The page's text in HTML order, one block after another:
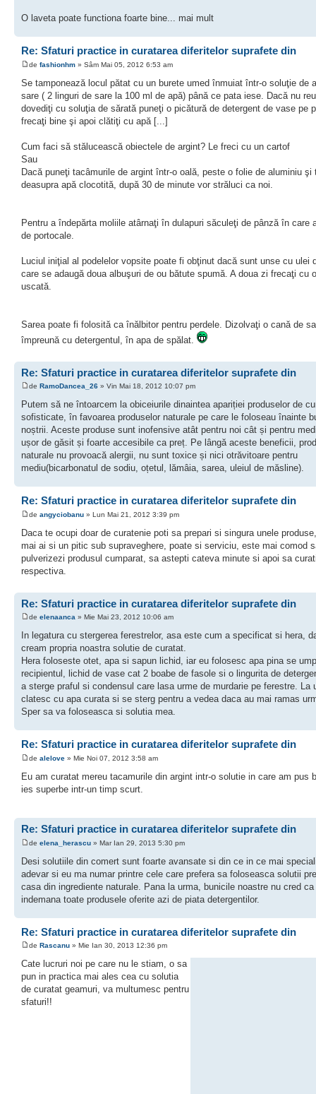
O laveta poate functiona foarte bine... mai mult
Re: Sfaturi practice in curatarea diferitelor suprafete din
de fashionhm » Sâm Mai 05, 2012 6:53 am
Se tamponează locul pătat cu un burete umed înmuiat într-o soluţie de
sare ( 2 linguri de sare la 100 ml de apă) până ce pata iese. Dacă nu
dovediţi cu soluţia de sărată puneţi o picătură de detergent de vase pe
frecaţi bine şi apoi clătiţi cu apă [...]
Cum faci să stălucească obiectele de argint? Le freci cu un cartof
Sau
Dacă puneţi tacâmurile de argint într-o oală, peste o folie de aluminiu şi
deasupra apă clocotită, după 30 de minute vor străluci ca noi.
Pentru a îndepărta moliile atârnaţi în dulapuri săculeţi de pânză în care
de portocale.
Luciul iniţial al podelelor vopsite poate fi obţinut dacă sunt unse cu ulei
care se adaugă doua albuşuri de ou bătute spumă. A doua zi frecaţi cu
uscată.
Sarea poate fi folosită ca înălbitor pentru perdele. Dizolvaţi o cană de
împreună cu detergentul, în apa de spălat.
Re: Sfaturi practice in curatarea diferitelor suprafete din
de RamoDancea_26 » Vin Mai 18, 2012 10:07 pm
Putem să ne întoarcem la obiceiurile dinaintea apariției produselor de
sofisticate, în favoarea produselor naturale pe care le foloseau înainte
noștrii. Aceste produse sunt inofensive atât pentru noi cât și pentru
ușor de găsit și foarte accesibile ca preț. Pe lângă aceste beneficii,
naturale nu provoacă alergii, nu sunt toxice și nici otrăvitoare pentru
mediu(bicarbonatul de sodiu, oțetul, lămâia, sarea, uleiul de măsline).
Re: Sfaturi practice in curatarea diferitelor suprafete din
de angyciobanu » Lun Mai 21, 2012 3:39 pm
Daca te ocupi doar de curatenie poti sa prepari si singura unele
mai ai si un pitic sub supraveghere, poate si serviciu, este mai comod
pulverizezi produsul cumparat, sa astepti cateva minute si apoi sa
respectiva.
Re: Sfaturi practice in curatarea diferitelor suprafete din
de elenaanca » Mie Mai 23, 2012 10:06 am
In legatura cu stergerea ferestrelor, asa este cum a specificat si hera,
cream propria noastra solutie de curatat.
Hera foloseste otet, apa si sapun lichid, iar eu folosesc apa pina se
recipientul, lichid de vase cat 2 boabe de fasole si o lingurita de
a sterge praful si condensul care lasa urme de murdarie pe ferestre. La
clatesc cu apa curata si se sterg pentru a vedea daca au mai ramas
Sper sa va foloseasca si solutia mea.
Re: Sfaturi practice in curatarea diferitelor suprafete din
de alelove » Mie Noi 07, 2012 3:58 am
Eu am curatat mereu tacamurile din argint intr-o solutie in care am pus
ies superbe intr-un timp scurt.
Re: Sfaturi practice in curatarea diferitelor suprafete din
de elena_herascu » Mar Ian 29, 2013 5:30 pm
Desi solutiile din comert sunt foarte avansate si din ce in ce mai
adevar si eu ma numar printre cele care prefera sa foloseasca solutii
casa din ingrediente naturale. Pana la urma, bunicile noastre nu cred
indemana toate produsele oferite azi de piata detergentilor.
Re: Sfaturi practice in curatarea diferitelor suprafete din
de Rascanu » Mie Ian 30, 2013 12:36 pm
Cate lucruri noi pe care nu le stiam, o sa
pun in practica mai ales cea cu solutia
de curatat geamuri, va multumesc pentru
sfaturi!!